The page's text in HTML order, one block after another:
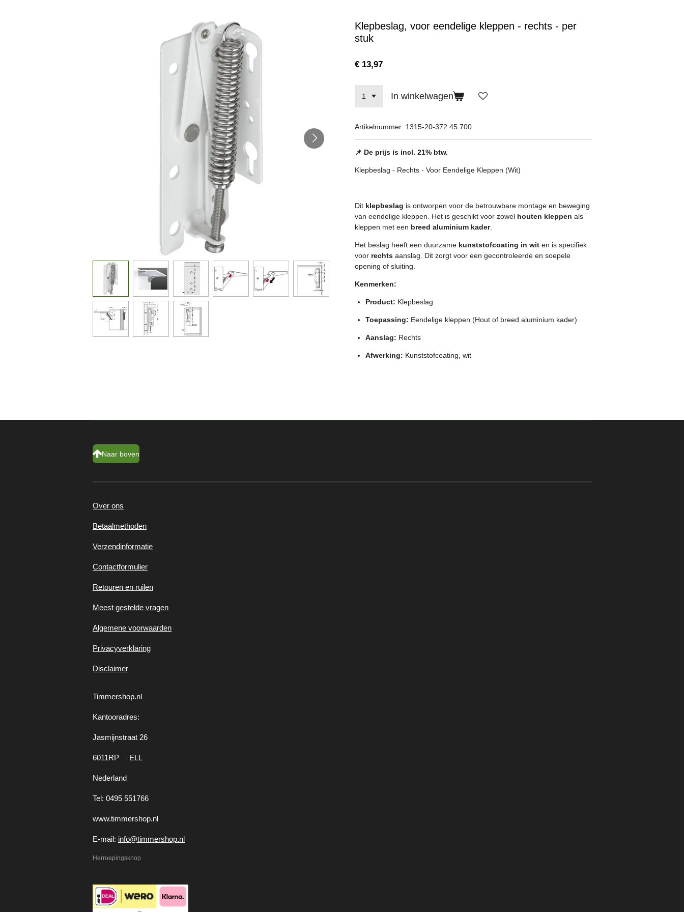
Klepbeslag, voor eendelige kleppen - rechts - per
stuk
€ 13,97
In winkelwagen
Artikelnummer: 1315-20-372.45.700
📌 De prijs is incl. 21% btw.
Klepbeslag - Rechts - Voor Eendelige Kleppen (Wit)
Dit klepbeslag is ontworpen voor de betrouwbare montage en beweging
van eendelige kleppen. Het is geschikt voor zowel houten kleppen als
kleppen met een breed aluminium kader.
Het beslag heeft een duurzame kunststofcoating in wit en is specifiek
voor rechts aanslag. Dit zorgt voor een gecontroleerde en soepele
opening of sluiting.
Kenmerken:
Product: Klepbeslag
Toepassing: Eendelige kleppen (Hout of breed aluminium kader)
Aanslag: Rechts
Afwerking: Kunststofcoating, wit
Naar boven
Over ons
Betaalmethoden
Verzendinformatie
Contactformulier
Retouren en ruilen
Meest gestelde vragen
Algemene voorwaarden
Privacyverklaring
Disclaimer
Timmershop.nl
Kantooradres:
Jasmijnstraat 26
6011RP ELL
Nederland
Tel: 0495 551766
www.timmershop.nl
E-mail: info@timmershop.nl
Herroepingsknop